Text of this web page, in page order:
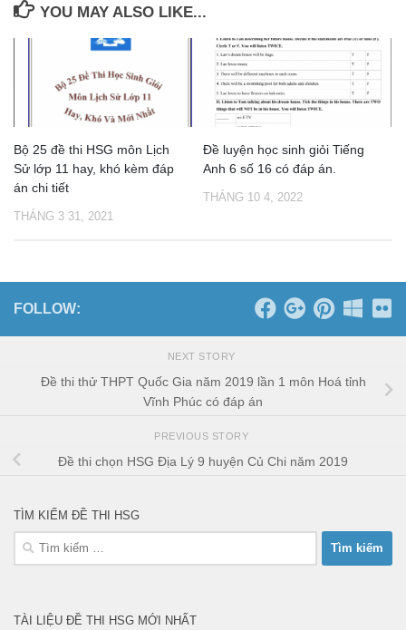
YOU MAY ALSO LIKE...
Bộ 25 đề thi HSG môn Lịch
Sử lớp 11 hay, khó kèm đáp
án chi tiết
THÁNG 3 31, 2021
Đề luyện học sinh giỏi Tiếng
Anh 6 số 16 có đáp án.
THÁNG 10 4, 2022
FOLLOW:
NEXT STORY
Đề thi thử THPT Quốc Gia năm 2019 lần 1 môn Hoá tỉnh
Vĩnh Phúc có đáp án
PREVIOUS STORY
Đề thi chọn HSG Địa Lý 9 huyện Củ Chi năm 2019
TÌM KIẾM ĐỀ THI HSG
Tìm
TÀI LIỆU ĐỀ THI HSG MỚI NHẤT